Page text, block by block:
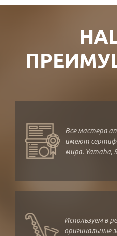
Все мастера
имеют
мира. Yamaha,
Используем в
оригинальные